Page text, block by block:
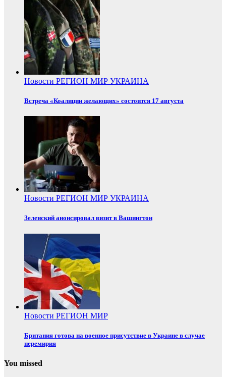
Новости РЕГИОН МИР УКРАИНА
Встреча «Коалиции желающих» состоится 17 августа
Новости РЕГИОН МИР УКРАИНА
Зеленский анонсировал визит в Вашингтон
Новости РЕГИОН МИР
Британия готова на военное присутствие в Украине в случае
перемирия
You missed